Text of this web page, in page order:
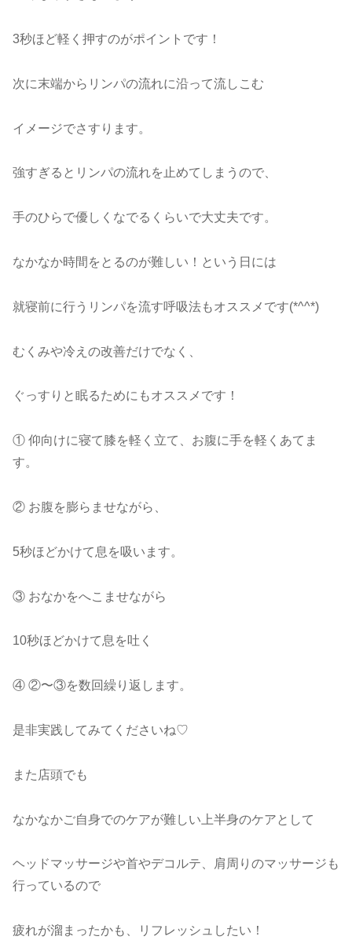
3秒ほど軽く押すのがポイントです！
次に末端からリンパの流れに沿って流しこむ
イメージでさすります。
強すぎるとリンパの流れを止めてしまうので、
手のひらで優しくなでるくらいで大丈夫です。
なかなか時間をとるのが難しい！という日には
就寝前に行うリンパを流す呼吸法もオススメです(*^^*)
むくみや冷えの改善だけでなく、
ぐっすりと眠るためにもオススメです！
① 仰向けに寝て膝を軽く立て、お腹に手を軽くあてま
す。
② お腹を膨らませながら、
5秒ほどかけて息を吸います。
③ おなかをへこませながら
10秒ほどかけて息を吐く
④ ②〜③を数回繰り返します。
是非実践してみてくださいね♡
また店頭でも
なかなかご自身でのケアが難しい上半身のケアとして
ヘッドマッサージや首やデコルテ、肩周りのマッサージも
行っているので
疲れが溜まったかも、リフレッシュしたい！